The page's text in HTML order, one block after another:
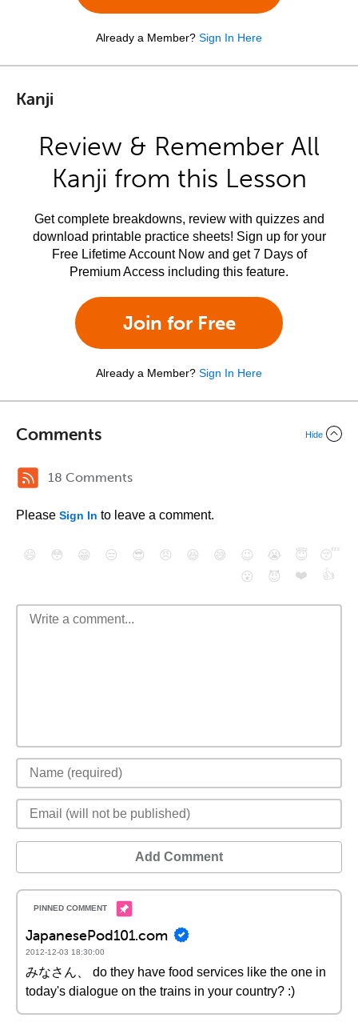
Already a Member? Sign In Here
Kanji
Review & Remember All
Kanji from this Lesson
Get complete breakdowns, review with quizzes and
download printable practice sheets! Sign up for your
Free Lifetime Account Now and get 7 Days of
Premium Access including this feature.
Join for Free
Already a Member? Sign In Here
Comments Hide
18 Comments
Please Sign In to leave a comment.
😄 😳 😁 😒 😎 😠 😆 😅 😉 😭 😇
😴
😮
😈 ❤️ 👍
Add Comment
JapanesePod101.com
2012-12-03 18:30:00
みなさん、 do they have food services like the one in
today's dialogue on the trains in your country? :)